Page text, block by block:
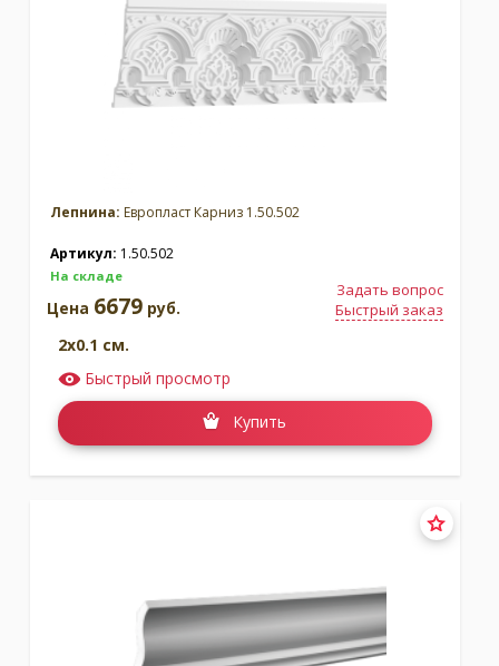
Лепнина: Европласт Карниз 1.50.502
Артикул: 1.50.502
На складе
Задать вопрос
Быстрый заказ
Цена 6679 руб.
2x0.1 см.
Быстрый просмотр
Купить